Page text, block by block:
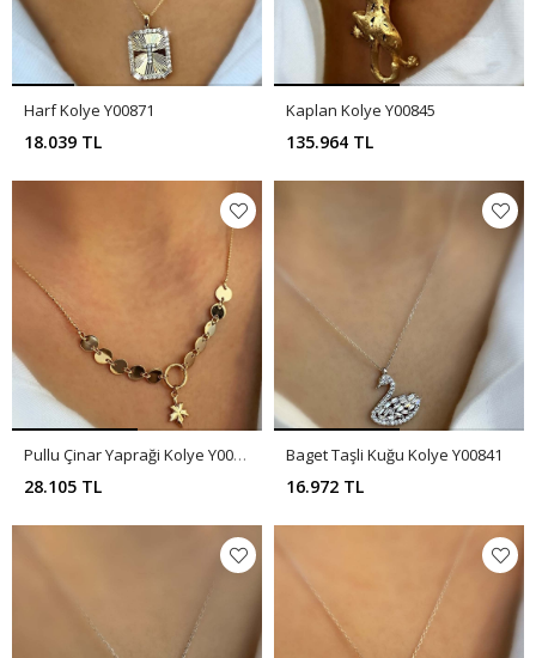
Harf Kolye Y00871
18.039 TL
Kaplan Kolye Y00845
135.964 TL
Pullu Çinar Yapraği Kolye Y00844
28.105 TL
Baget Taşli Kuğu Kolye Y00841
16.972 TL